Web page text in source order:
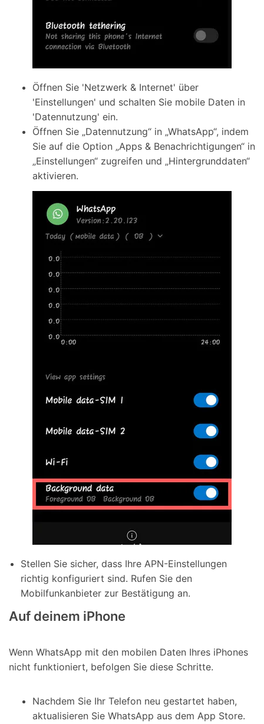
Öffnen Sie 'Netzwerk & Internet' über
'Einstellungen' und schalten Sie mobile Daten in
'Datennutzung' ein.
Öffnen Sie „Datennutzung“ in „WhatsApp“, indem
Sie auf die Option „Apps & Benachrichtigungen“ in
„Einstellungen“ zugreifen und „Hintergrunddaten“
aktivieren.
Stellen Sie sicher, dass Ihre APN-Einstellungen
richtig konfiguriert sind. Rufen Sie den
Mobilfunkanbieter zur Bestätigung an.
Auf deinem iPhone
Wenn WhatsApp mit den mobilen Daten Ihres iPhones
nicht funktioniert, befolgen Sie diese Schritte.
Nachdem Sie Ihr Telefon neu gestartet haben,
aktualisieren Sie WhatsApp aus dem App Store.